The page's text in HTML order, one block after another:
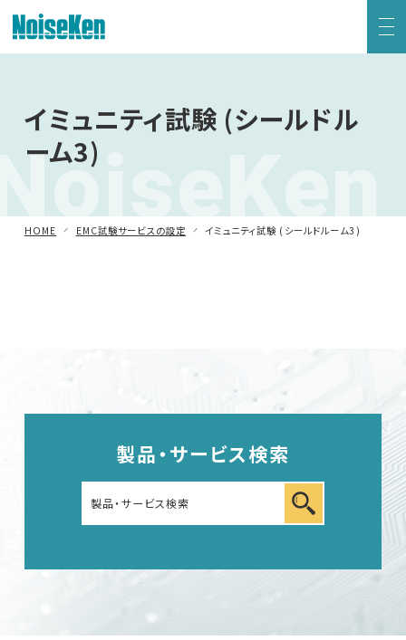
イミュニティ試験 (シールドル
ーム3)
HOME EMC試験サービスの設定 イミュニティ試験 (シールドルーム3)
製品・サービス検索
静電気試験器
車載用EMC試験器